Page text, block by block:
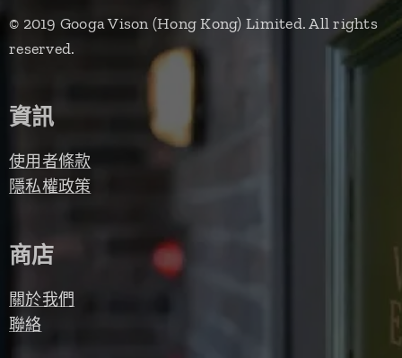
© 2019 Googa Vison (Hong Kong) Limited. All rights
reserved.
資訊
使用者條款
隱私權政策
商店
關於我們
聯絡